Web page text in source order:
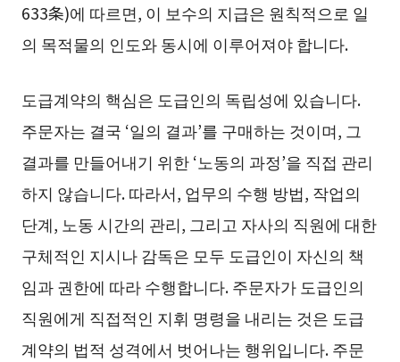
633条)에 따르면, 이 보수의 지급은 원칙적으로 일
의 목적물의 인도와 동시에 이루어져야 합니다.
도급계약의 핵심은 도급인의 독립성에 있습니다.
주문자는 결국 ‘일의 결과’를 구매하는 것이며, 그
결과를 만들어내기 위한 ‘노동의 과정’을 직접 관리
하지 않습니다. 따라서, 업무의 수행 방법, 작업의
단계, 노동 시간의 관리, 그리고 자사의 직원에 대한
구체적인 지시나 감독은 모두 도급인이 자신의 책
임과 권한에 따라 수행합니다. 주문자가 도급인의
직원에게 직접적인 지휘 명령을 내리는 것은 도급
계약의 법적 성격에서 벗어나는 행위입니다. 주문